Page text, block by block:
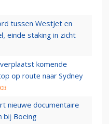
tussen WestJet en
einde staking in zicht
komende
op route naar Sydney
nieuwe documentaire
bij Boeing